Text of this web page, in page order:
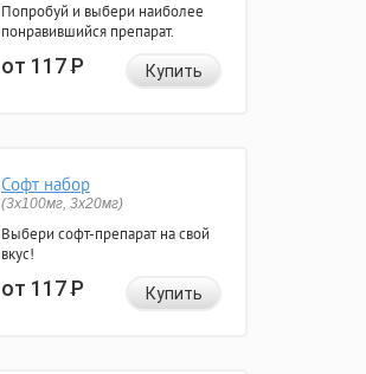
Попробуй и выбери наиболее
понравившийся препарат.
от 117Р Купить
Софт набор
(3x100мг, 3x20мг)
Выбери софт-препарат на свой
вкус!
от 117Р Купить